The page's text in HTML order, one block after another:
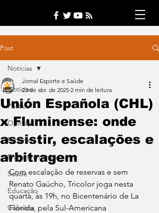
Post
Notícias
Política
Opinião
Esporte
Entretenimento
Saúde
Educação
Culinária
Notícias
Unión Española (CHL)
x Fluminense: onde
assistir, escalações e
arbitragem
Jornal Esporte e Saúde
23 de abr. de 2025 2 min de leitura
Com escalação de reservas e sem
Renato Gaúcho, Tricolor joga nesta
quarta, às 19h, no Bicentenário de La
Florida, pela Sul-Americana